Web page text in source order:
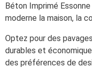
Béton Imprimé
moderne la maison, la
Optez pour des
durables et
des préférences de